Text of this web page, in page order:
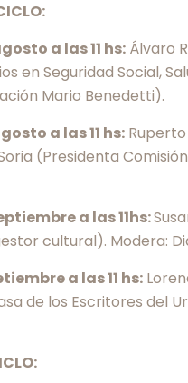
a las 11 hs: Álvaro
en Seguridad Social,
Mario Benedetti).
a las 11 hs:
(Presidenta
a las 11hs:
cultural). Modera:
a las 11 hs:
de los Escritores del